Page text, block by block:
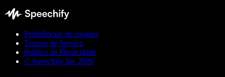
Preferências de cookies
Termos de Serviço
Política de Privacidade
© Speechify Inc 2026